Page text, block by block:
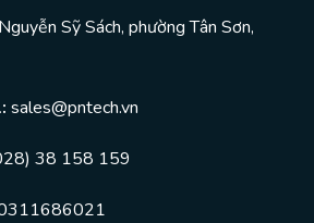
Sỹ Sách, phường Tân Sơn,
sales@pntech.vn
38 158 159